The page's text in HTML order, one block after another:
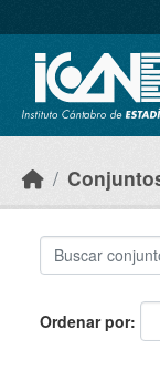
Ordenar por